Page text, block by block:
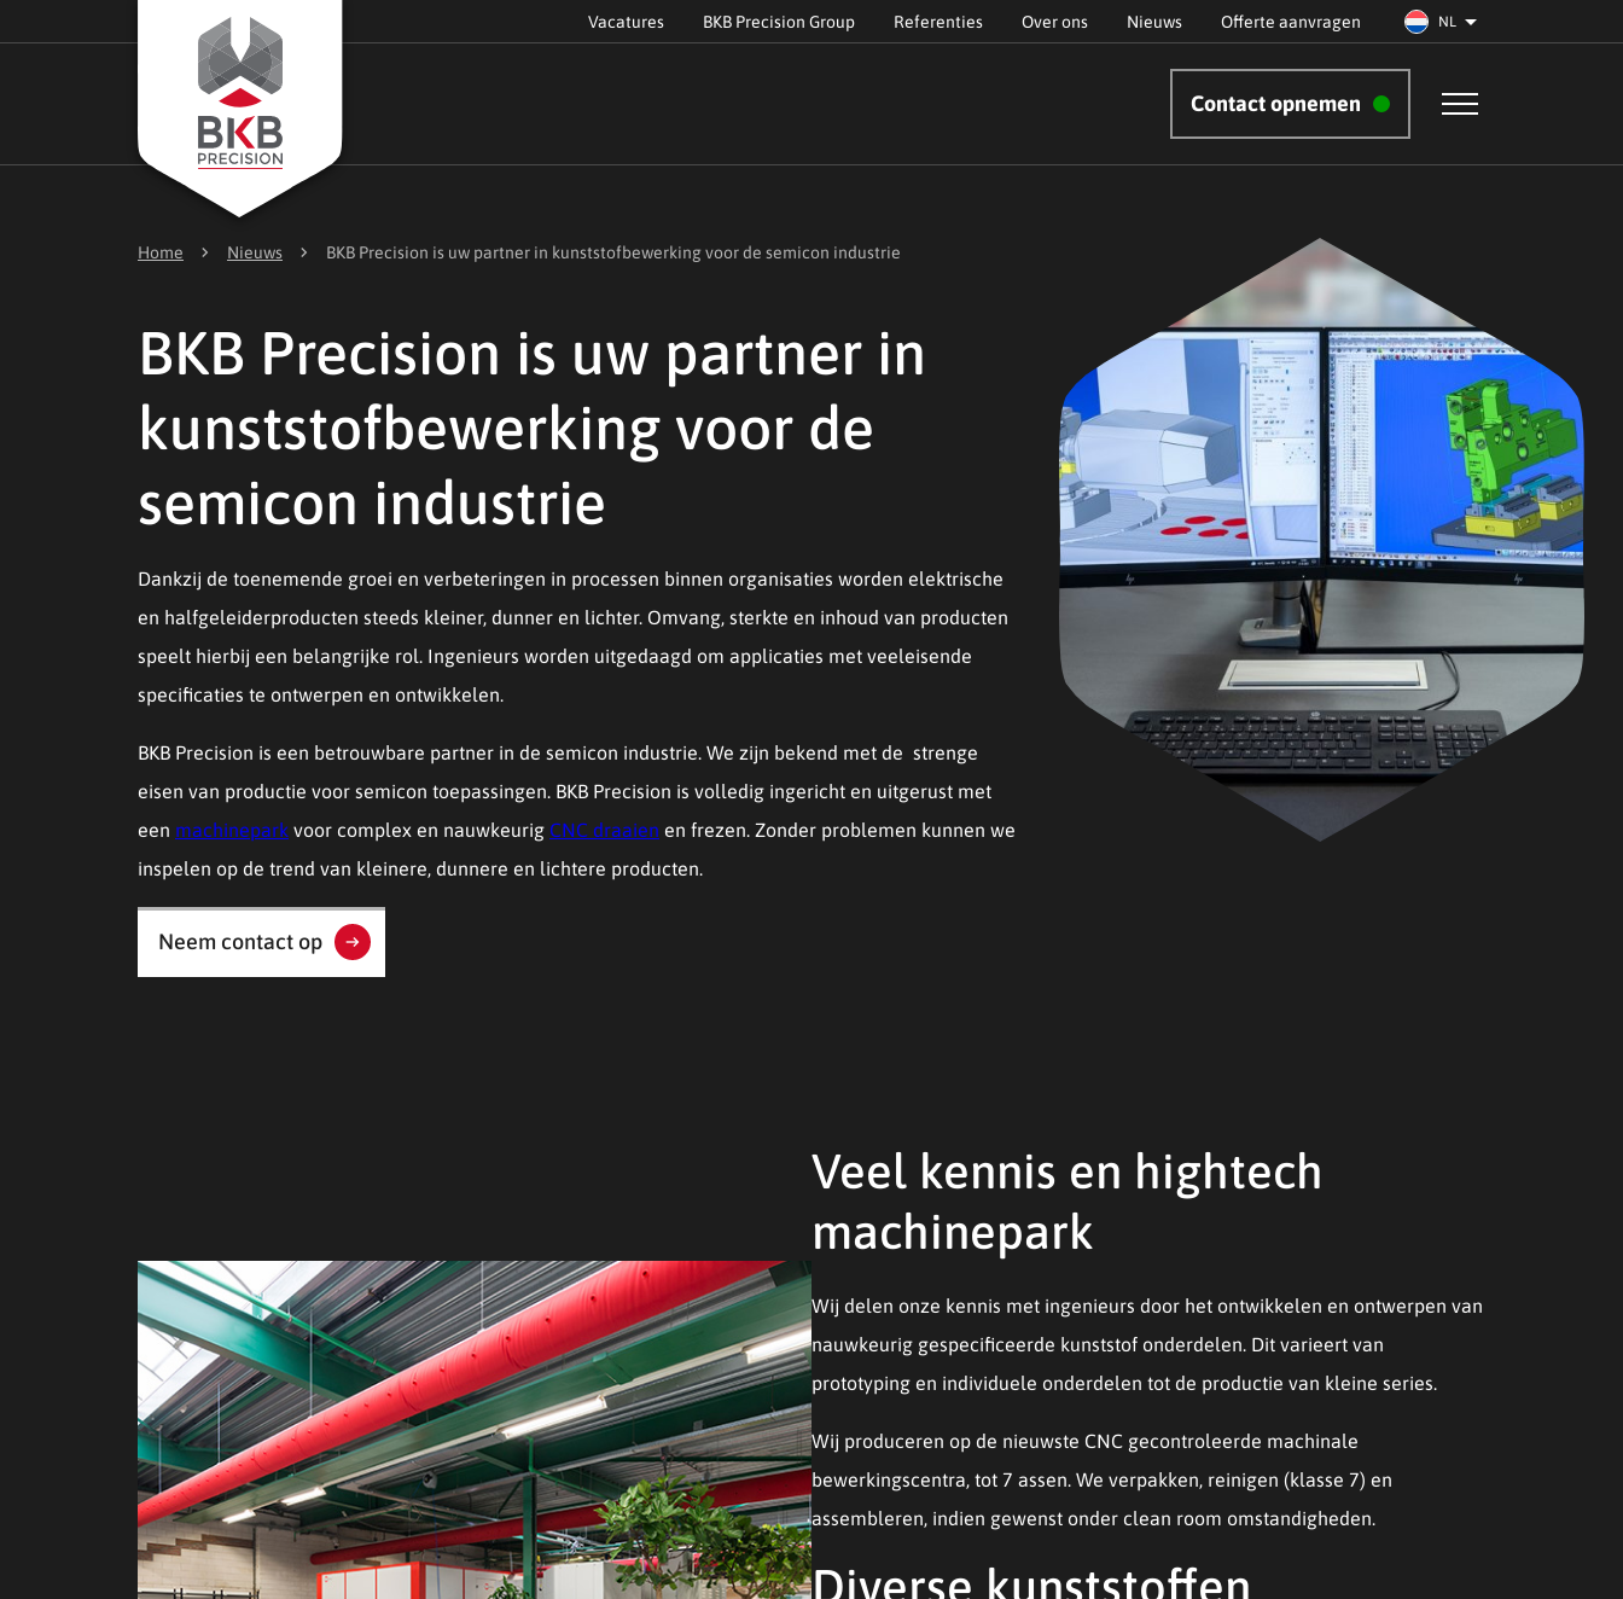
Vacatures BKB Precision Group Referenties Over ons Nieuws Offerte aanvragen NL
Contact opnemen
Home chevron_right Nieuws chevron_right BKB Precision is uw partner in kunststofbewerking voor de semicon industrie
BKB Precision is uw partner in
kunststofbewerking voor de
semicon industrie
Dankzij de toenemende groei en verbeteringen in processen binnen organisaties worden elektrische
en halfgeleiderproducten steeds kleiner, dunner en lichter. Omvang, sterkte en inhoud van producten
speelt hierbij een belangrijke rol. Ingenieurs worden uitgedaagd om applicaties met veeleisende
specificaties te ontwerpen en ontwikkelen.
BKB Precision is een betrouwbare partner in de semicon industrie. We zijn bekend met de strenge
eisen van productie voor semicon toepassingen. BKB Precision is volledig ingericht en uitgerust met
een machinepark voor complex en nauwkeurig CNC draaien en frezen. Zonder problemen kunnen we
inspelen op de trend van kleinere, dunnere en lichtere producten.
Neem contact op
Veel kennis en hightech
machinepark
Wij delen onze kennis met ingenieurs door het ontwikkelen en ontwerpen van
nauwkeurig gespecificeerde kunststof onderdelen. Dit varieert van
prototyping en individuele onderdelen tot de productie van kleine series.
Wij produceren op de nieuwste CNC gecontroleerde machinale
bewerkingscentra, tot 7 assen. We verpakken, reinigen (klasse 7) en
assembleren, indien gewenst onder clean room omstandigheden.
Diverse kunststoffen